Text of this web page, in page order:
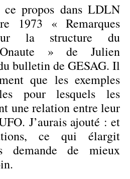
propos dans LDLN
1973 « Remarques
la structure du
» de Julien
bulletin de GESAG. Il
que les exemples
pour lesquels les
une relation entre leur
J’aurais ajouté : et
ce qui élargit
demande de mieux